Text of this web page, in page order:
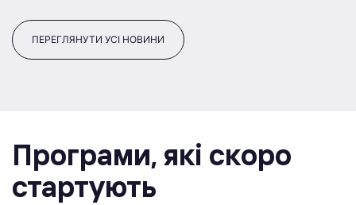
ПЕРЕГЛЯНУТИ УСІ НОВИНИ
Програми, якi скоро
стартують